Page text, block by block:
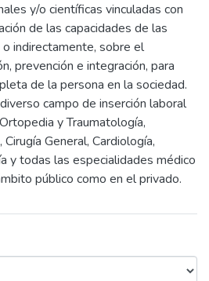
y/o científicas vinculadas con
de las capacidades de las
indirectamente, sobre el
prevención e integración, para
de la persona en la sociedad.
campo de inserción laboral
y Traumatología,
General, Cardiología,
y todas las especialidades médico
público como en el privado.